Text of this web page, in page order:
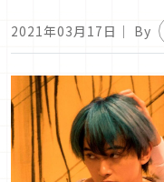
2021年03月17日 ｜ By